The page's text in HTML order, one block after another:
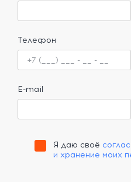
Телефон
E-mail
Я даю своё
и хранение моих